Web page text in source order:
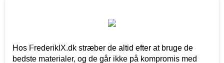
Hos FrederikIX.dk stræber de altid efter at bruge de
bedste materialer, og de går ikke på kompromis med